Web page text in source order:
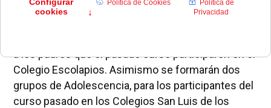
Infancia –de 0 a 3 años–, uno en la Escuela Infantil
a los padres que el pasado curso participaron en el
Colegio Escolapios. Asimismo se formarán dos
grupos de Adolescencia, para los participantes del
curso pasado en los Colegios San Luis de los